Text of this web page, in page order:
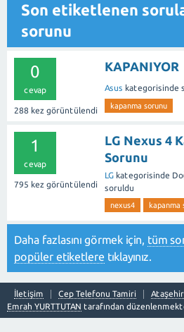
Son etiketlenen
sorunu
0
cevap
288 kez görüntülendi
KAPANIYOR
Asus kategorisinde
kapanma sorunu
1
cevap
795 kez görüntülendi
LG Nexus 4
Sorunu
LG kategorisinde
soruldu
nexus4 kapanma
Daha fazlasını görmek için, tüm
popüler etiketlere tıklayınız.
İletişim Cep Telefonu Tamiri
Emrah YURTTUTAN tarafından